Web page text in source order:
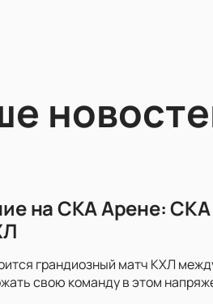
на СКА Арене:
грандиозный матч КХЛ
свою команду в этом